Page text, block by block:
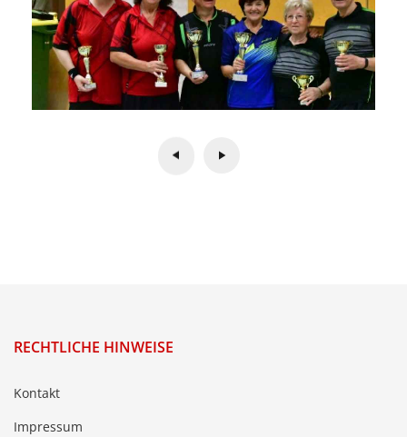
RECHTLICHE HINWEISE
Kontakt
Impressum